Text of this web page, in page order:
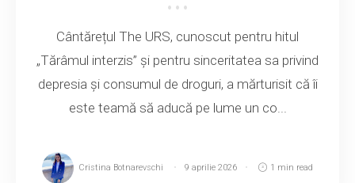
Cântărețul The URS, cunoscut pentru hitul
„Tărâmul interzis” și pentru sinceritatea sa privind
depresia și consumul de droguri, a mărturisit că îi
este teamă să aducă pe lume un co...
Cristina Botnarevschi 9 aprilie 2026 1 min read